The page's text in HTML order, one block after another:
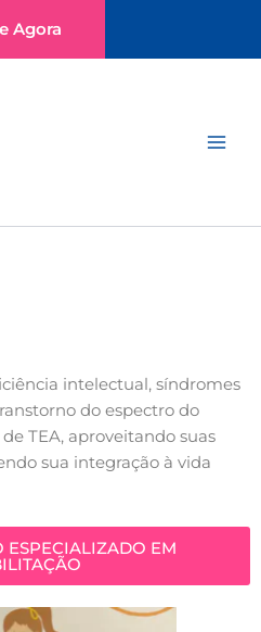
Agora
intelectual, síndromes
do espectro do
TEA, aproveitando suas
sua integração à vida
ESPECIALIZADO EM